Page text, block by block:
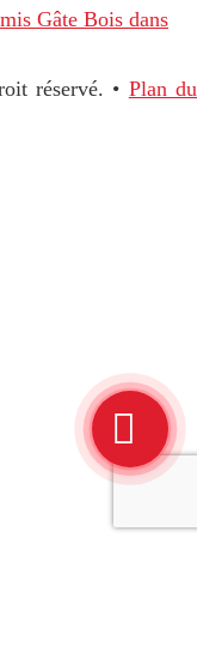
Gâte Bois dans
réservé. • Plan du